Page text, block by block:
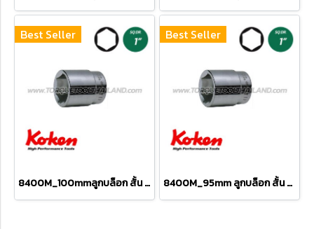
Best Seller
8400M_100mmลูกบล็อก สั้น 6P (SQ.DR 1") Hand Sockets
Best Seller
8400M_95mm ลูกบล็อก สั้น 6P (SQ.DR 1") Hand Sockets